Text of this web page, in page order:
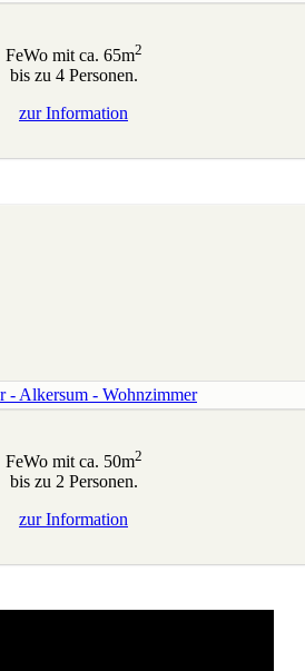
FeWo mit ca. 65m2
bis zu 4 Personen.
zurInformation
FeWo mit ca. 50m2
bis zu 2 Personen.
zurInformation